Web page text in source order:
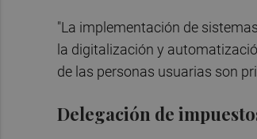
"La implementación de
la digitalización y
de las personas usuarias son
Delegación de